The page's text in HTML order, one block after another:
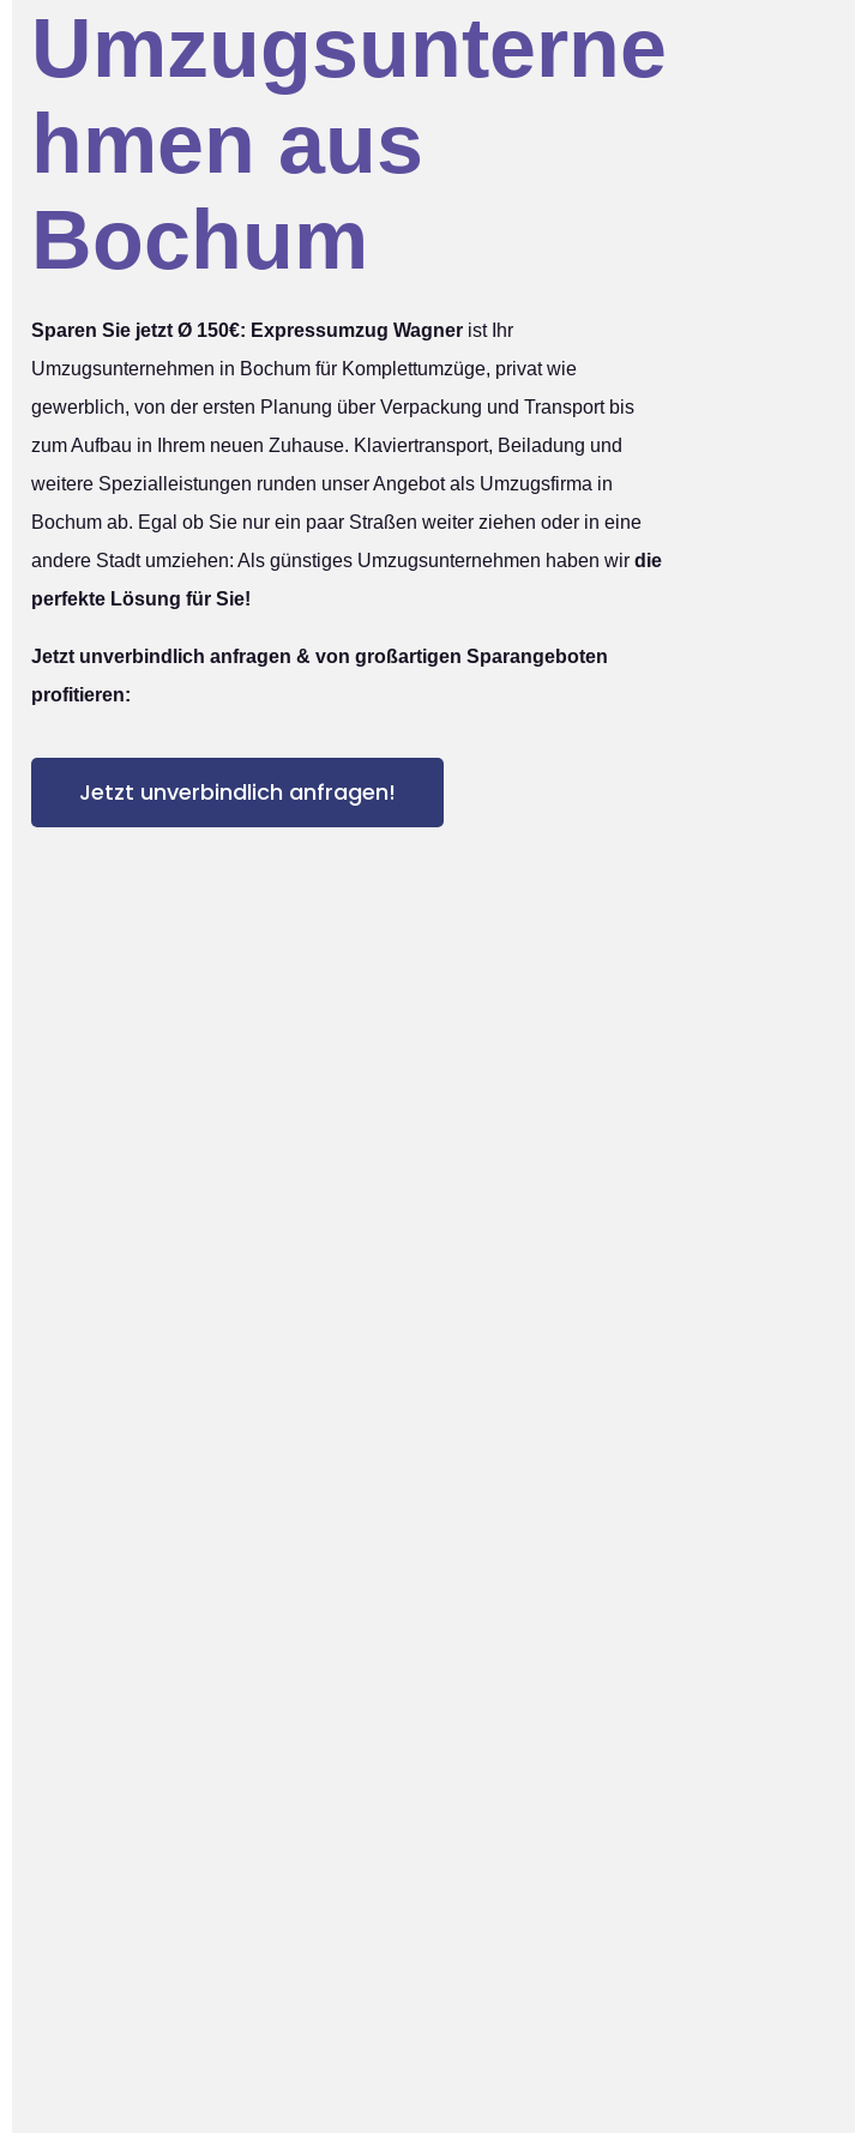
Umzugsunterne
hmen aus
Bochum
Sparen Sie jetzt Ø 150€: Expressumzug Wagner ist Ihr
Umzugsunternehmen in Bochum für Komplettumzüge, privat wie
gewerblich, von der ersten Planung über Verpackung und Transport bis
zum Aufbau in Ihrem neuen Zuhause. Klaviertransport, Beiladung und
weitere Spezialleistungen runden unser Angebot als Umzugsfirma in
Bochum ab. Egal ob Sie nur ein paar Straßen weiter ziehen oder in eine
andere Stadt umziehen: Als günstiges Umzugsunternehmen haben wir die
perfekte Lösung für Sie!
Jetzt unverbindlich anfragen & von großartigen Sparangeboten
profitieren:
Jetzt unverbindlich anfragen!